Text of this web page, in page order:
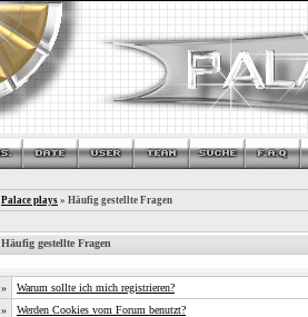
Palace plays » Häufig gestellte Fragen
Häufig gestellte Fragen
»
Warum sollte ich mich registrieren?
»
Werden Cookies vom Forum benutzt?